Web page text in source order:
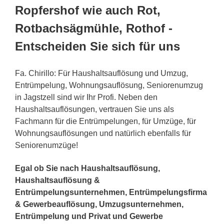
Ropfershof wie auch Rot,
Rotbachsägmühle, Rothof -
Entscheiden Sie sich für uns
Fa. Chirillo: Für Haushaltsauflösung und Umzug,
Entrümpelung, Wohnungsauflösung, Seniorenumzug
in Jagstzell sind wir Ihr Profi. Neben den
Haushaltsauflösungen, vertrauen Sie uns als
Fachmann für die Entrümpelungen, für Umzüge, für
Wohnungsauflösungen und natürlich ebenfalls für
Seniorenumzüge!
Egal ob Sie nach Haushaltsauflösung,
Haushaltsauflösung &
Entrümpelungsunternehmen, Entrümpelungsfirma
& Gewerbeauflösung, Umzugsunternehmen,
Entrümpelung und Privat und Gewerbe